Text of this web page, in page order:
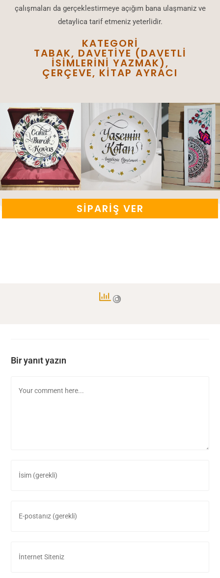
çalışmaları da gerçeklestirmeye açığım bana ulaşmaniz ve
detaylica tarif etmeniz yeterlidir.
KATEGORI
TABAK, DAVETIYE (DAVETLI
ISIMLERINI YAZMAK),
ÇERÇEVE, KITAP AYRACI
SIPARIŞ VER
Bir yanıt yazın